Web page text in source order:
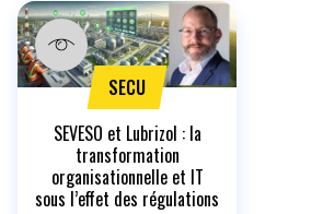
SECU
SEVESO et Lubrizol : la
transformation
organisationnelle et IT
sous l’effet des régulations